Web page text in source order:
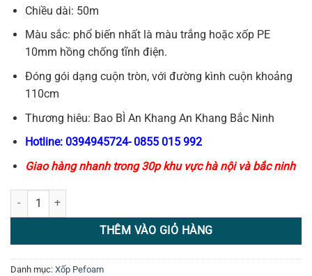
Chiều dài: 50m
Màu sắc: phổ biến nhất là màu trắng hoặc xốp PE
10mm hồng chống tĩnh điện.
Đóng gói dạng cuộn tròn, với đường kình cuộn khoảng
110cm
Thương hiêu: Bao BÌ An Khang An Khang Bắc Ninh
Hotline: 0394945724- 0855 015 992
Giao hàng nhanh trong 30p khu vực hà nội và bắc ninh
Cuộn Mút xốp PE Foam 10mm số lượng
THÊM VÀO GIỎ HÀNG
Danh mục: Xốp Pefoam